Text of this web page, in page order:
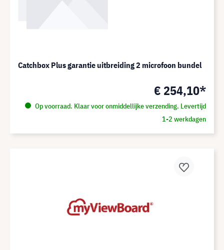
Catchbox Plus garantie uitbreiding 2 microfoon bundel
€ 254,10*
Op voorraad. Klaar voor onmiddellijke verzending. Levertijd
1-2 werkdagen